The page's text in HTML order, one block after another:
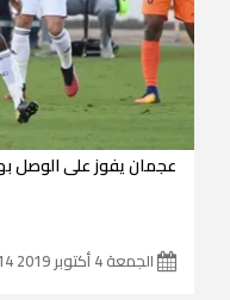
عجمان يفوز على الوصل
الجمعة 4 أكتوبر 2019 21:33:14